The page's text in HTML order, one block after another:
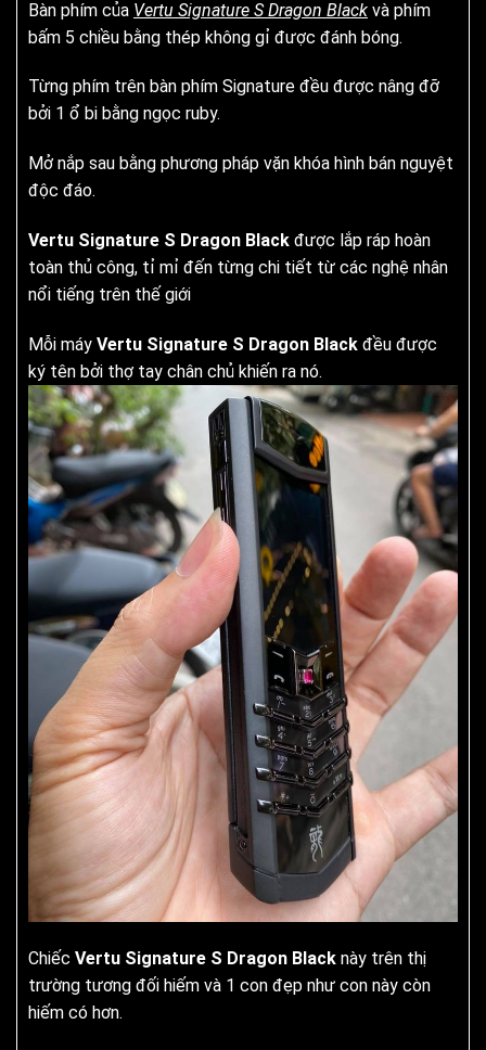
Bàn phím của Vertu Signature S Dragon Black và phím
bấm 5 chiều bằng thép không gỉ được đánh bóng.
Từng phím trên bàn phím Signature đều được nâng đỡ
bởi 1 ổ bi bằng ngọc ruby.
Mở nắp sau bằng phương pháp vặn khóa hình bán nguyệt
độc đáo.
Vertu Signature S Dragon Black được lắp ráp hoàn
toàn thủ công, tỉ mỉ đến từng chi tiết từ các nghệ nhân
nổi tiếng trên thế giới
Mỗi máy Vertu Signature S Dragon Black đều được
ký tên bởi thợ tay chân chủ khiến ra nó.
Chiếc Vertu Signature S Dragon Black này trên thị
trường tương đối hiếm và 1 con đẹp như con này còn
hiếm có hơn.